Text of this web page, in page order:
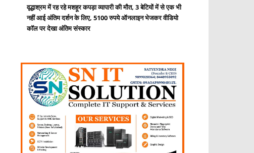
वृद्धाश्रम में रह रहे मशहूर कपड़ा व्यापारी की मौत, 3 बेटियों में से एक भी
नहीं आई अंतिम दर्शन के लिए, 5100 रुपये ऑनलाइन भेजकर वीडियो
कॉल पर देखा अंतिम संस्कार